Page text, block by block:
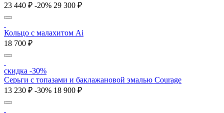
23 440 ₽ -20% 29 300 ₽
Кольцо с малахитом Ai
18 700 ₽
скидка -30%
Серьги с топазами и баклажановой эмалью Courage
13 230 ₽ -30% 18 900 ₽